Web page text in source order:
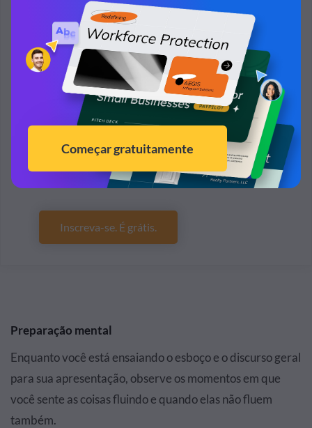
Pronto para criar sua própria
apresentação em um passe de mágica?
Adicione seu próprio
texto, imagens e muito mais
Personalize as cores, fontes e tudo mais
Escolha entre centenas de designs e modelos de
slides
Adicione botões e animações interativas
Inscreva-se. É grátis.
Preparação mental
Enquanto você está ensaiando o esboço e o discurso geral
para sua apresentação, observe os momentos em que
você sente as coisas fluindo e quando elas não fluem
também.